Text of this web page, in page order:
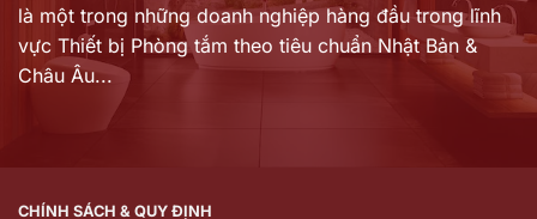
là một trong những doanh nghiệp hàng đầu trong lĩnh
vực Thiết bị Phòng tắm theo tiêu chuẩn Nhật Bản &
Châu Âu...
CHÍNH SÁCH & QUY ĐỊNH